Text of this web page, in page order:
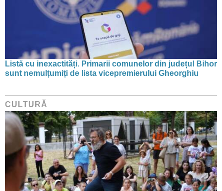
Listă cu inexactități. Primarii comunelor din județul Bihor
sunt nemulțumiți de lista vicepremierului Gheorghiu
CULTURĂ